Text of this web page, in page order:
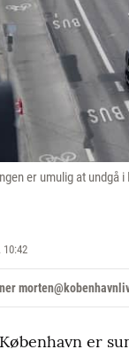
er umulig at undgå
10:42
er